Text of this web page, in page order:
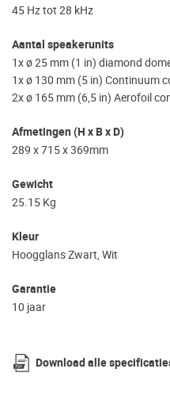
45 Hz tot 28 kHz
Aantal speakerunits
1x ø 25 mm (1 in) diamond
1x ø 130 mm (5 in) Continuum
2x ø 165 mm (6,5 in) Aerofoil
Afmetingen (H x B x D)
289 x 715 x 369mm
Gewicht
25.15 Kg
Kleur
Hoogglans Zwart, Wit
Garantie
10 jaar
Download alle